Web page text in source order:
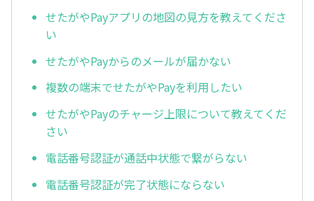
せたがやPayアプリの地図の見方を教えてくださ
い
せたがやPayからのメールが届かない
複数の端末でせたがやPayを利用したい
せたがやPayのチャージ上限について教えてくだ
さい
電話番号認証が通話中状態で繋がらない
電話番号認証が完了状態にならない